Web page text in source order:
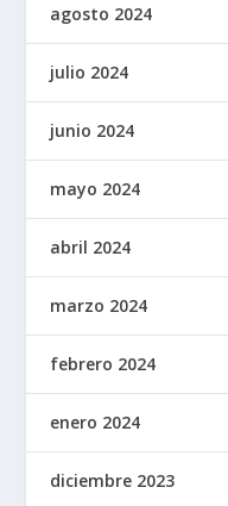
agosto 2024
julio 2024
junio 2024
mayo 2024
abril 2024
marzo 2024
febrero 2024
enero 2024
diciembre 2023